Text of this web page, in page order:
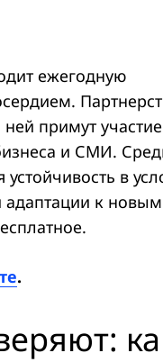
ежегодную
примут участие
и СМИ.
в
адаптации к новым
.